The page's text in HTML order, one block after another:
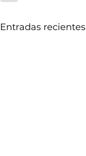
Entradas recientes